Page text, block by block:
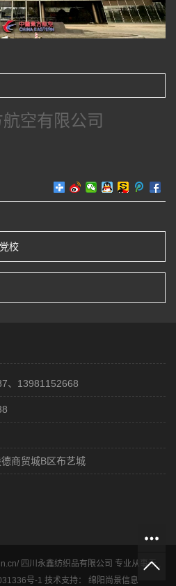
空有限公司
校
、13981152668
商贸城B区布艺城
四川永鑫纺织品有限公司 专业从事于 ,
号-1 技术支持： 绵阳尚景信息